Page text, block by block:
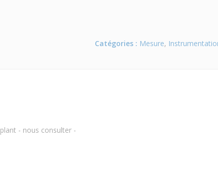
Catégories : Mesure,
- nous consulter -